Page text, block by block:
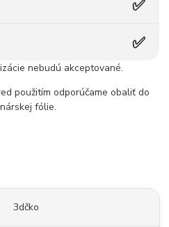
✅
nebudú akceptované.
použitím odporúčame obaliť do
fólie.
3dčko